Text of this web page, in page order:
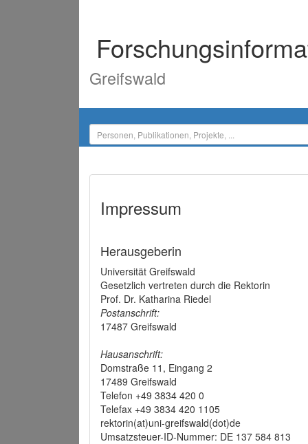
Greifswald
Impressum
Herausgeberin
Universität Greifswald
Gesetzlich vertreten durch die Rektorin
Prof. Dr. Katharina Riedel
Postanschrift:
17487 Greifswald
Hausanschrift:
Domstraße 11, Eingang 2
17489 Greifswald
Telefon +49 3834 420 0
Telefax +49 3834 420 1105
rektorin(at)uni-greifswald(dot)de
Umsatzsteuer-ID-Nummer: DE 137 584 813